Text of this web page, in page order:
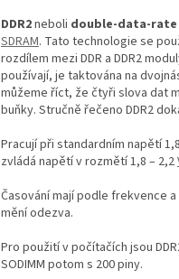
DDR2neboli double-data-rate
SDRAM. Tato technologie se
rozdílem mezi DDR a DDR2
používají, je taktována na
můžeme říct, že čtyři slova dat
buňky. Stručně řečeno DDR2
Pracují při standardním napětí 1,8
zvládá napětí v rozmětí 1,8 – 2,2
Časování mají podle frekvence
mění odezva.
Pro použití v počítačích jsou
SODIMM potom s 200 piny.